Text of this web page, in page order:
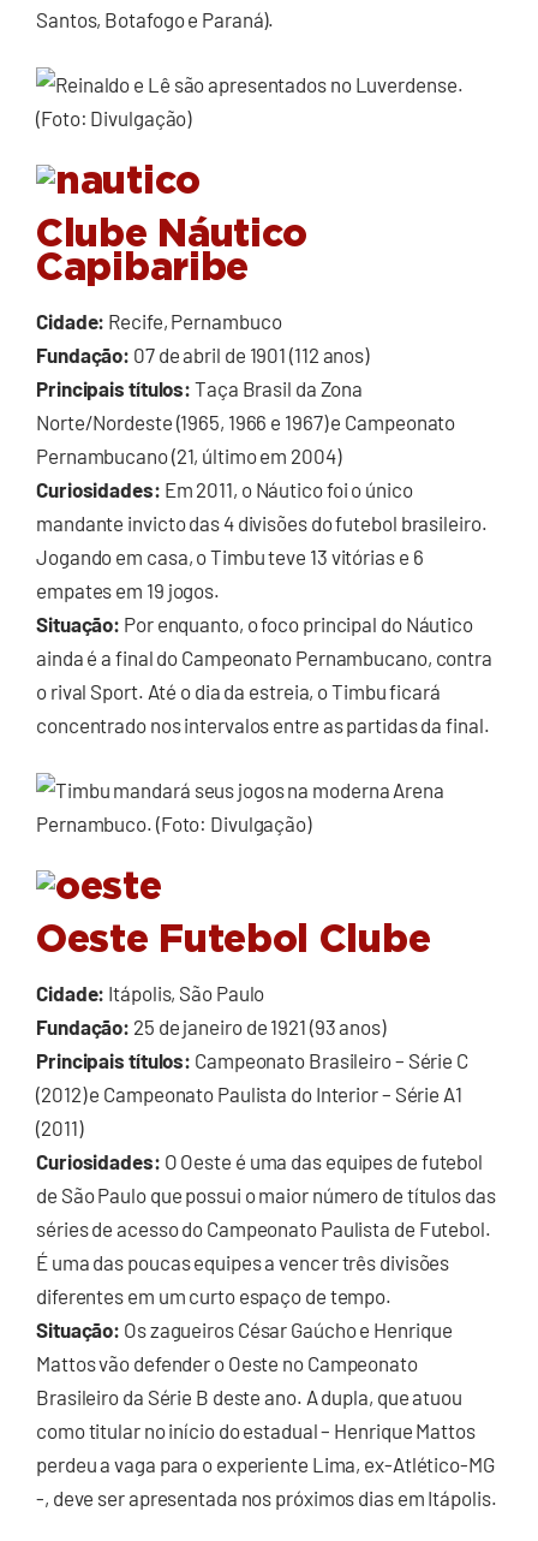
Santos, Botafogo e Paraná).
Clube Náutico
Capibaribe
Cidade: Recife, Pernambuco
Fundação: 07 de abril de 1901 (112 anos)
Principais títulos: Taça Brasil da Zona
Norte/Nordeste (1965, 1966 e 1967) e Campeonato
Pernambucano (21, último em 2004)
Curiosidades: Em 2011, o Náutico foi o único
mandante invicto das 4 divisões do futebol brasileiro.
Jogando em casa, o Timbu teve 13 vitórias e 6
empates em 19 jogos.
Situação: Por enquanto, o foco principal do Náutico
ainda é a final do Campeonato Pernambucano, contra
o rival Sport. Até o dia da estreia, o Timbu ficará
concentrado nos intervalos entre as partidas da final.
Oeste Futebol Clube
Cidade: Itápolis, São Paulo
Fundação: 25 de janeiro de 1921 (93 anos)
Principais títulos: Campeonato Brasileiro – Série C
(2012) e Campeonato Paulista do Interior – Série A1
(2011)
Curiosidades: O Oeste é uma das equipes de futebol
de São Paulo que possui o maior número de títulos das
séries de acesso do Campeonato Paulista de Futebol.
É uma das poucas equipes a vencer três divisões
diferentes em um curto espaço de tempo.
Situação: Os zagueiros César Gaúcho e Henrique
Mattos vão defender o Oeste no Campeonato
Brasileiro da Série B deste ano. A dupla, que atuou
como titular no início do estadual – Henrique Mattos
perdeu a vaga para o experiente Lima, ex-Atlético-MG
-, deve ser apresentada nos próximos dias em Itápolis.